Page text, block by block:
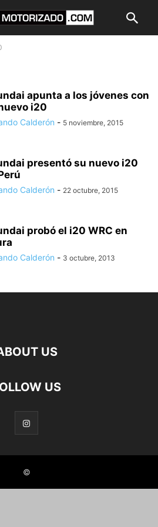
apunta a los jóvenes con
i20
Calderón - 5 noviembre, 2015
presentó su nuevo i20
Calderón - 22 octubre, 2015
probó el i20 WRC en
Calderón - 3 octubre, 2013
US
US
©